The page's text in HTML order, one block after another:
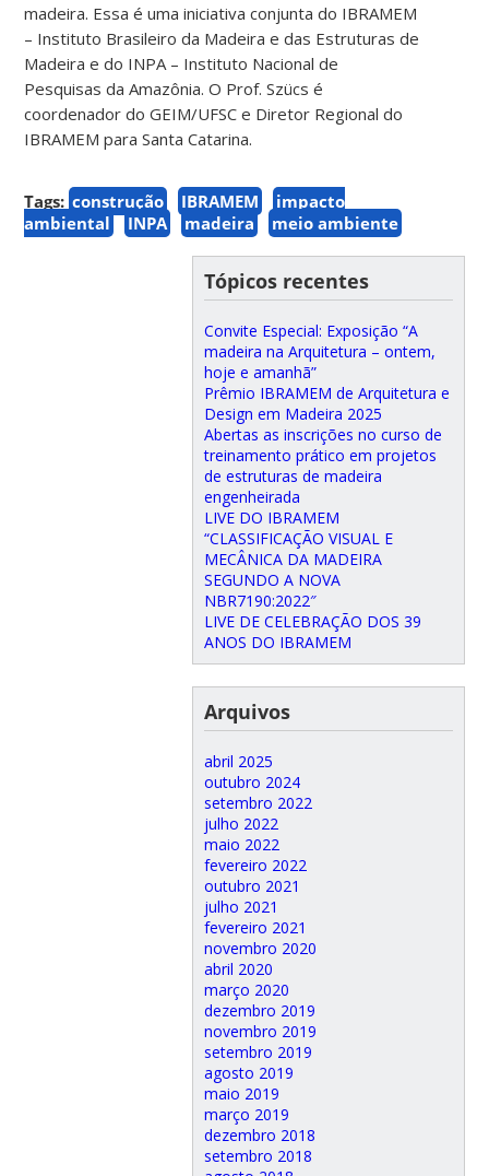
madeira. Essa é uma iniciativa conjunta do IBRAMEM
– Instituto Brasileiro da Madeira e das Estruturas de
Madeira e do INPA – Instituto Nacional de
Pesquisas da Amazônia. O Prof. Szücs é
coordenador do GEIM/UFSC e Diretor Regional do
IBRAMEM para Santa Catarina.
Tags: construção IBRAMEM
impacto
ambiental
INPA madeira meio ambiente
Tópicos recentes
Convite Especial: Exposição “A
madeira na Arquitetura – ontem,
hoje e amanhã”
Prêmio IBRAMEM de Arquitetura e
Design em Madeira 2025
Abertas as inscrições no curso de
treinamento prático em projetos
de estruturas de madeira
engenheirada
LIVE DO IBRAMEM
“CLASSIFICAÇÃO VISUAL E
MECÂNICA DA MADEIRA
SEGUNDO A NOVA
NBR7190:2022″
LIVE DE CELEBRAÇÃO DOS 39
ANOS DO IBRAMEM
Arquivos
abril 2025
outubro 2024
setembro 2022
julho 2022
maio 2022
fevereiro 2022
outubro 2021
julho 2021
fevereiro 2021
novembro 2020
abril 2020
março 2020
dezembro 2019
novembro 2019
setembro 2019
agosto 2019
maio 2019
março 2019
dezembro 2018
setembro 2018